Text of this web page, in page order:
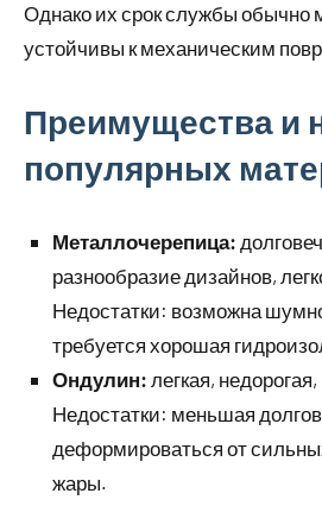
Однако их срок службы обычно
устойчивы к механическим
Преимущества и
популярных
Металлочерепица:
разнообразие дизайнов,
Недостатки: возможна
требуется хорошая
Ондулин: легкая,
Недостатки: меньшая
деформироваться от
жары.